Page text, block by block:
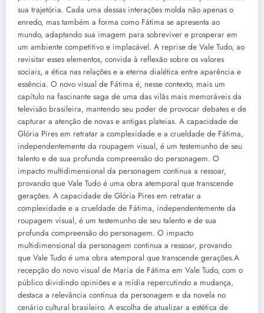
sua trajetória. Cada uma dessas interações molda não apenas o
enredo, mas também a forma como Fátima se apresenta ao
mundo, adaptando sua imagem para sobreviver e prosperar em
um ambiente competitivo e implacável. A reprise de Vale Tudo, ao
revisitar esses elementos, convida à reflexão sobre os valores
sociais, a ética nas relações e a eterna dialética entre aparência e
essência. O novo visual de Fátima é, nesse contexto, mais um
capítulo na fascinante saga de uma das vilãs mais memoráveis da
televisão brasileira, mantendo seu poder de provocar debates e de
capturar a atenção de novas e antigas plateias. A capacidade de
Glória Pires em retratar a complexidade e a crueldade de Fátima,
independentemente da roupagem visual, é um testemunho de seu
talento e de sua profunda compreensão do personagem. O
impacto multidimensional da personagem continua a ressoar,
provando que Vale Tudo é uma obra atemporal que transcende
gerações. A capacidade de Glória Pires em retratar a
complexidade e a crueldade de Fátima, independentemente da
roupagem visual, é um testemunho de seu talento e de sua
profunda compreensão do personagem. O impacto
multidimensional da personagem continua a ressoar, provando
que Vale Tudo é uma obra atemporal que transcende gerações.A
recepção do novo visual de Maria de Fátima em Vale Tudo, com o
público dividindo opiniões e a mídia repercutindo a mudança,
destaca a relevância contínua da personagem e da novela no
cenário cultural brasileiro. A escolha de atualizar a estética de